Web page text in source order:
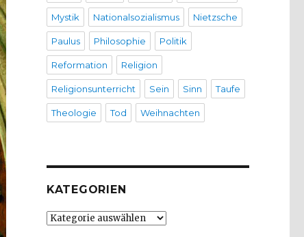
Mystik Nationalsozialismus Nietzsche
Paulus Philosophie Politik
Reformation Religion
Religionsunterricht Sein Sinn Taufe
Theologie Tod Weihnachten
KATEGORIEN
Kategorien